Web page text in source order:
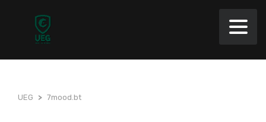
UEG > 7mood.bt